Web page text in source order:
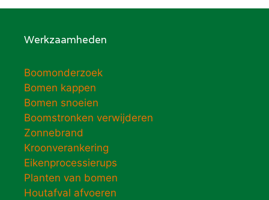
Werkzaamheden
Boomonderzoek
Bomen kappen
Bomen snoeien
Boomstronken verwijderen
Zonnebrand
Kroonverankering
Eikenprocessierups
Planten van bomen
Houtafval afvoeren